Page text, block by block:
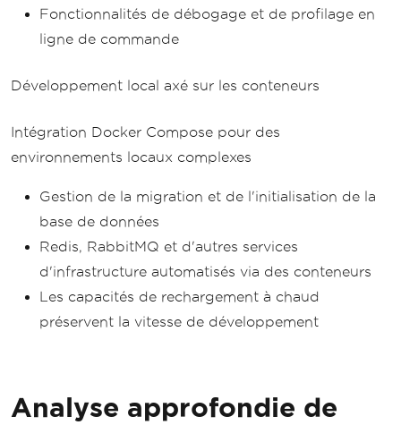
Fonctionnalités de débogage et de profilage en
ligne de commande
Développement local axé sur les conteneurs
Intégration Docker Compose pour des
environnements locaux complexes
Gestion de la migration et de l'initialisation de la
base de données
Redis, RabbitMQ et d'autres services
d'infrastructure automatisés via des conteneurs
Les capacités de rechargement à chaud
préservent la vitesse de développement
Analyse approfondie de